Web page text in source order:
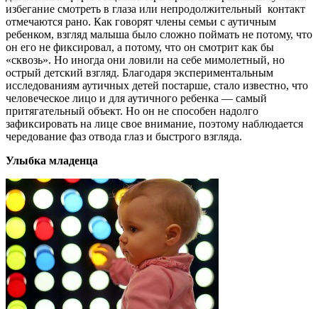
избегание смотреть в глаза или непродолжительный контакт
отмечаются рано. Как говорят члены семьи с аутичным
ребенком, взгляд малыша было сложно поймать не потому, что
он его не фиксировал, а потому, что он смотрит как бы
«сквозь». Но иногда они ловили на себе мимолетный, но
острый детский взгляд. Благодаря экспериментальным
исследованиям аутичных детей постарше, стало известно, что
человеческое лицо и для аутичного ребенка — самый
притягательный объект. Но он не способен надолго
зафиксировать на лице свое внимание, поэтому наблюдается
чередование фаз отвода глаз и быстрого взгляда.
Улыбка младенца